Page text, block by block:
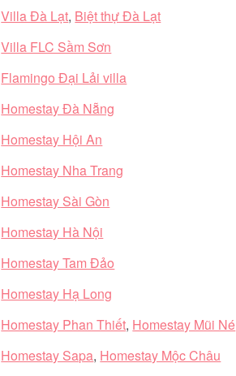
Villa Đà Lạt, Biệt thự Đà Lạt
Villa FLC Sầm Sơn
Flamingo Đại Lải villa
Homestay Đà Nẵng
Homestay Hội An
Homestay Nha Trang
Homestay Sài Gòn
Homestay Hà Nội
Homestay Tam Đảo
Homestay Hạ Long
Homestay Phan Thiết, Homestay Mũi Né
Homestay Sapa, Homestay Mộc Châu